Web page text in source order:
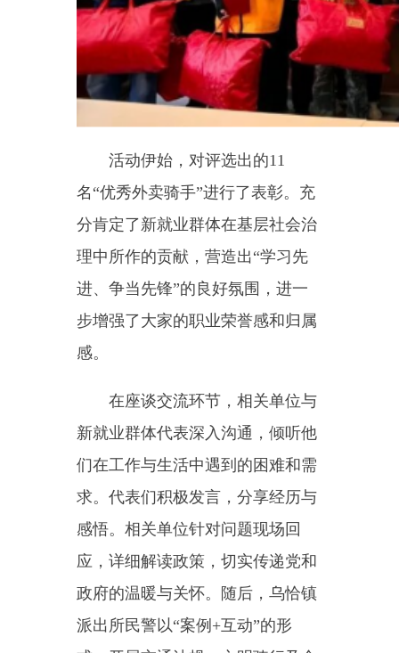
步增强了大家的职业荣誉感和归属
感。
在座谈交流环节，相关单位与
新就业群体代表深入沟通，倾听他
感悟。相关单位针对问题现场回
应，详细解读政策，切实传递党和
政府的温暖与关怀。随后，乌恰镇
派出所民警以“案例+互动”的形
式，开展交通法规、文明骑行及金
融反诈等安全教育，有效提升了新